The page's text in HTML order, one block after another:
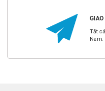
GIAO
Tất
Nam.